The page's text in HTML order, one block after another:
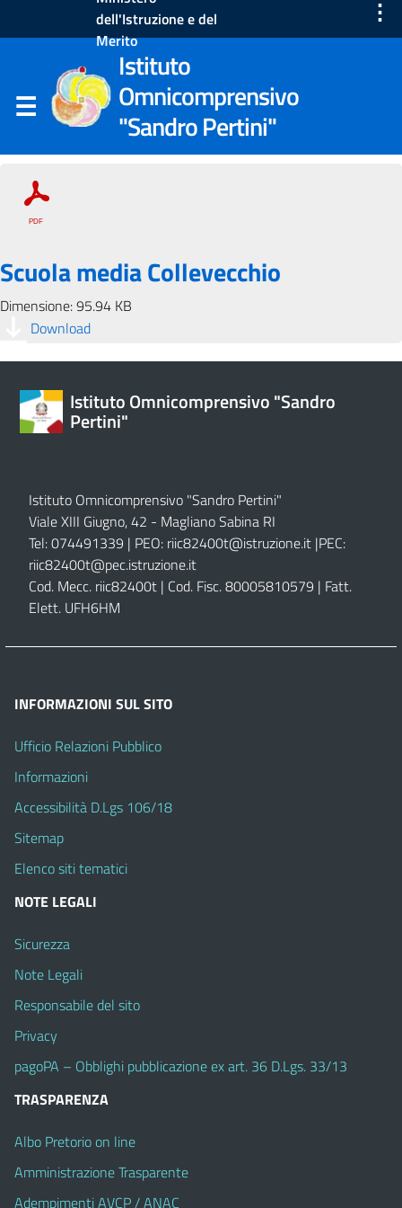
dell'Istruzione e del
Merito
⋮
Istituto
Omnicomprensivo
"Sandro Pertini"
Scuola media Collevecchio
Dimensione: 95.94 KB
Download
Istituto Omnicomprensivo "Sandro
Pertini"
Istituto Omnicomprensivo "Sandro Pertini"
Viale XIII Giugno, 42 - Magliano Sabina RI
Tel: 074491339 | PEO: riic82400t@istruzione.it |PEC:
riic82400t@pec.istruzione.it
Cod. Mecc. riic82400t | Cod. Fisc. 80005810579 | Fatt.
Elett. UFH6HM
INFORMAZIONI SUL SITO
Ufficio Relazioni Pubblico
Informazioni
Accessibilità D.Lgs 106/18
Sitemap
Elenco siti tematici
NOTE LEGALI
Sicurezza
Note Legali
Responsabile del sito
Privacy
pagoPA – Obblighi pubblicazione ex art. 36 D.Lgs. 33/13
TRASPARENZA
Albo Pretorio on line
Amministrazione Trasparente
Adempimenti AVCP / ANAC